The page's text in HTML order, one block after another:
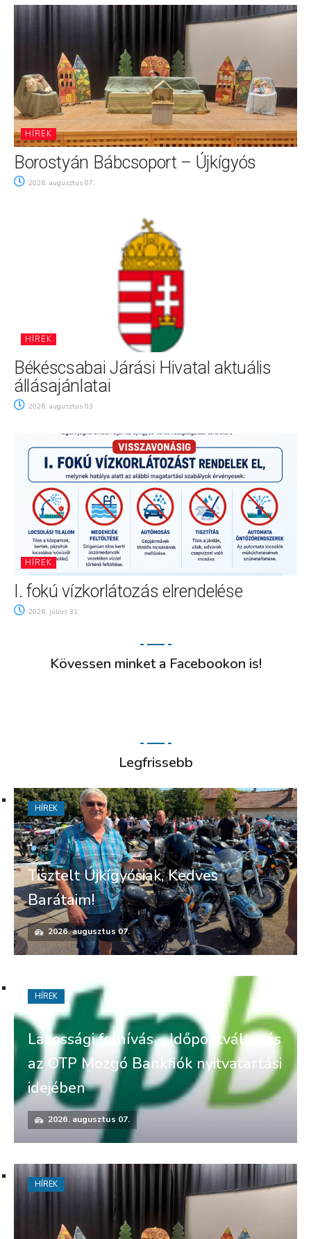
HÍREK
Borostyán Bábcsoport – Újkígyós
2026. augusztus 07.
HÍREK
Békéscsabai Járási Hivatal aktuális
állásajánlatai
2026. augusztus 03.
HÍREK
I. fokú vízkorlátozás elrendelése
2026. július 31.
Kövessen minket a Facebookon is!
Legfrissebb
Tisztelt Újkígyósiak, Kedves
Barátaim!
2026. augusztus 07.
HÍREK
Lakossági felhívás – Időpontváltozás
az OTP Mozgó Bankfiók nyitvatartási
idejében
2026. augusztus 07.
HÍREK
HÍREK